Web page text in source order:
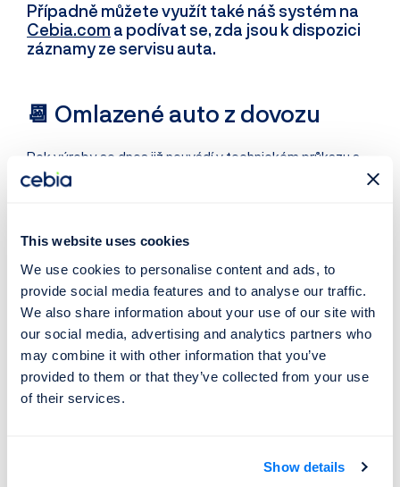
This website uses cookies
We use cookies to personalise content and ads, to
provide social media features and to analyse our traffic.
We also share information about your use of our site with
our social media, advertising and analytics partners who
may combine it with other information that you’ve
provided to them or that they’ve collected from your use
of their services.
Show details
Případně můžete využít také náš systém na
Cebia.com a podívat se, zda jsou k dispozici
záznamy ze servisu auta.
📆 Omlazené auto z dovozu
Rok výroby se dnes již neuvádí v technickém průkazu a
ceny vozidel se často v praxi nestanovují podle
ze zahraničí a vozidla se takzvaně omlazují. Skutečný rok
výroby se pak od data 1. registrace, které udává
prodejce, může lišit o jeden nebo i o dva roky, výjimkou
ale nejsou ani rozdíly o pět nebo šest let. Takový rozdíl
má pak výrazný vliv na cenu vozidla.
Obrana proti tomuto způsobu je jednoduchá
- skutečný rok výroby vozidla zjistíte na